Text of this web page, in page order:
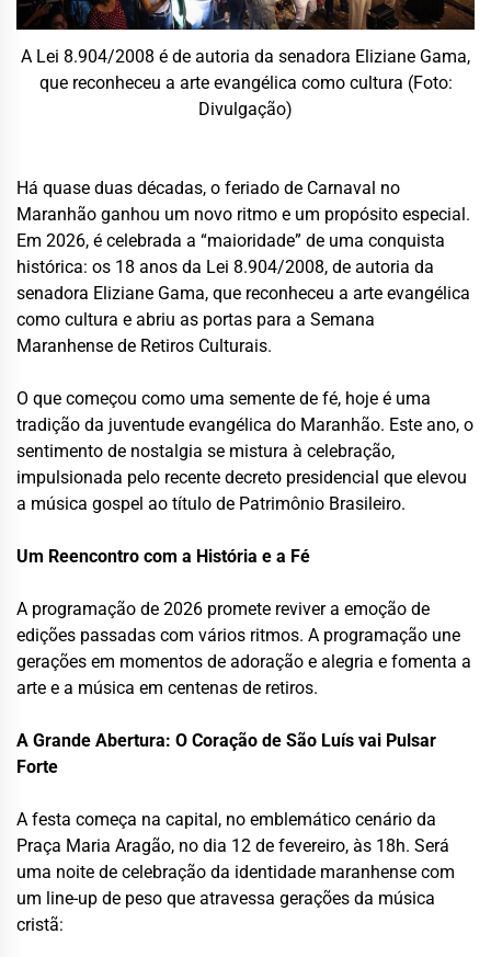
A Lei 8.904/2008 é de autoria da senadora Eliziane Gama,
que reconheceu a arte evangélica como cultura (Foto:
Divulgação)
Há quase duas décadas, o feriado de Carnaval no
Maranhão ganhou um novo ritmo e um propósito especial.
Em 2026, é celebrada a “maioridade” de uma conquista
histórica: os 18 anos da Lei 8.904/2008, de autoria da
senadora Eliziane Gama, que reconheceu a arte evangélica
como cultura e abriu as portas para a Semana
Maranhense de Retiros Culturais.
O que começou como uma semente de fé, hoje é uma
tradição da juventude evangélica do Maranhão. Este ano, o
sentimento de nostalgia se mistura à celebração,
impulsionada pelo recente decreto presidencial que elevou
a música gospel ao título de Patrimônio Brasileiro.
Um Reencontro com a História e a Fé
A programação de 2026 promete reviver a emoção de
edições passadas com vários ritmos. A programação une
gerações em momentos de adoração e alegria e fomenta a
arte e a música em centenas de retiros.
A Grande Abertura: O Coração de São Luís vai Pulsar
Forte
A festa começa na capital, no emblemático cenário da
Praça Maria Aragão, no dia 12 de fevereiro, às 18h. Será
uma noite de celebração da identidade maranhense com
um line-up de peso que atravessa gerações da música
cristã: